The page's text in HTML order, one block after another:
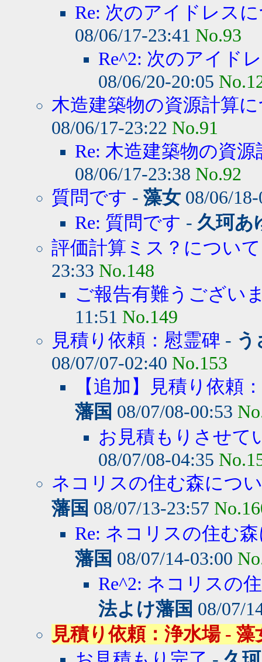
Re: 次のアイドレス
08/06/17-23:41 No.93
Re^2: 次のアイド
08/06/20-20:05
木造建築物の資源計算
08/06/17-23:22 No.91
Re: 木造建築物の資
08/06/17-23:38 No.92
質問です - 藻女 08/06/
Re: 質問です - 久珂あ
評価計算ミス？について
23:33 No.148
ご報告有難うござい
11:51 No.149
見積り依頼：慰霊碑 -
08/07/07-02:40 No.153
【追加】見積り依頼
藩国 08/07/08-00:53
お見積もりさせて
08/07/08-04:35
ネコリスの住む森につ
藩国 08/07/13-23:57
Re: ネコリスの住む
藩国 08/07/14-03:00
Re^2: ネコリスの
法よけ藩国 08/07/
見積り依頼：浄水場 - 藻